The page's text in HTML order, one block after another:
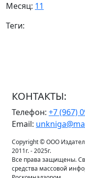
Месяц: 11
Теги:
КОНТАКТЫ:
Телефон: +7 (967)
Email:
Copyright © ООО
2011г. - 2025г.
Все права защищены.
средства массовой